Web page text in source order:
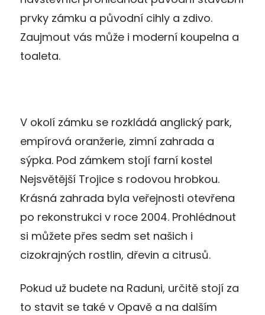
prvky zámku a původní cihly a zdivo.
Zaujmout vás může i moderní koupelna a
toaleta.
V okolí zámku se rozkládá anglický park,
empírová oranžerie, zimní zahrada a
sýpka. Pod zámkem stojí farní kostel
Nejsvětější Trojice s rodovou hrobkou.
Krásná zahrada byla veřejnosti otevřena
po rekonstrukci v roce 2004. Prohlédnout
si můžete přes sedm set našich i
cizokrajných rostlin, dřevin a citrusů.
Pokud už budete na Raduni, určitě stojí za
to stavit se také v Opavě a na dalším